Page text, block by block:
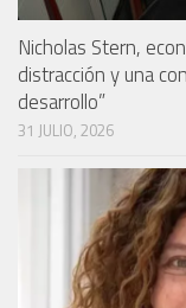
Nicholas Stern,
distracción y una
desarrollo”
31 JULIO, 2026